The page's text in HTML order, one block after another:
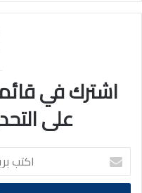
اشترك في
على
اكتب
بريدك
الالكتروني